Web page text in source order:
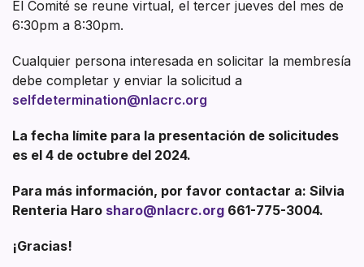
El Comité se reune virtual, el tercer jueves del mes de
6:30pm a 8:30pm.
Cualquier persona interesada en solicitar la membresía
debe completar y enviar la solicitud a
selfdetermination@nlacrc.org
La fecha límite para la presentación de solicitudes
es el 4 de octubre del 2024.
Para más información, por favor contactar a: Silvia
Renteria Haro sharo@nlacrc.org 661-775-3004.
¡Gracias!